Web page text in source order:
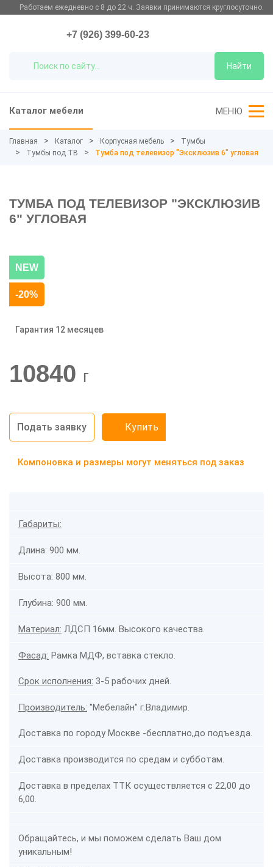
Работаем ежедневно с 8 до 22 ч. Заявки принимаются круглосуточно.
Найти
+7 (926) 399-60-23
Каталог мебели МЕНЮ
Главная Каталог Корпусная мебель
Тумбы
Тумбы под ТВ
Тумба под телевизор "Эксклюзив 6" угловая
ТУМБА ПОД ТЕЛЕВИЗОР "ЭКСКЛЮЗИВ
6" УГЛОВАЯ
NEW
-20%
Гарантия 12 месяцев
10840 г
Подать заявку Купить
Компоновка и размеры могут меняться под заказ
Габариты:
Длина: 900 мм.
Высота: 800 мм.
Глубина: 900 мм.
Материал: ЛДСП 16мм. Высокого качества.
Фасад: Рамка МДФ, вставка стекло.
Срок исполнения: 3-5 рабочих дней.
Производитель: "Мебелайн" г.Владимир.
Доставка по городу Москве -бесплатно,до подъезда.
​Доставка производится по средам и субботам.
Доставка в пределах ТТК осуществляется с 22,00 до
6,00.
Обращайтесь, и мы поможем сделать Ваш дом
уникальным!